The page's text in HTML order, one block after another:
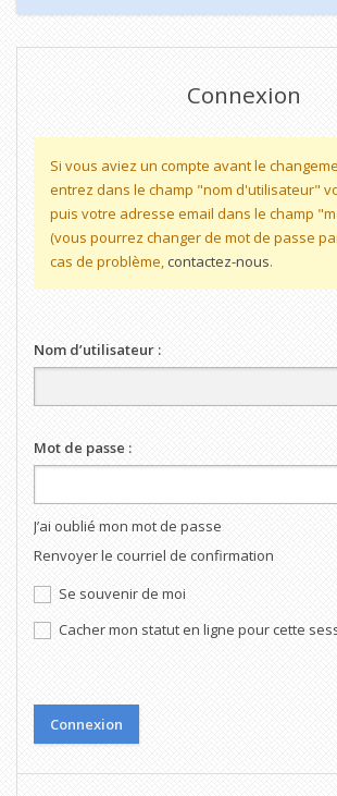
Connexion
Si vous aviez un compte avant le
entrez dans le champ "nom d'utilisateur"
puis votre adresse email dans le champ
(vous pourrez changer de mot de passe
cas de problème, contactez-nous.
Nom d’utilisateur :
Mot de passe :
J’ai oublié mon mot de passe
Renvoyer le courriel de confirmation
Se souvenir de moi
Cacher mon statut en ligne pour cette